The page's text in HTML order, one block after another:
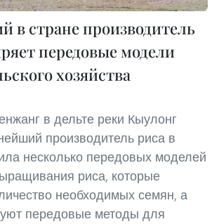
в стране производитель
передовые модели
хозяйства
в дельте реки Кыулонг
производитель риса в
несколько передовых моделей
риса, которые
необходимых семян, а
передовые методы для